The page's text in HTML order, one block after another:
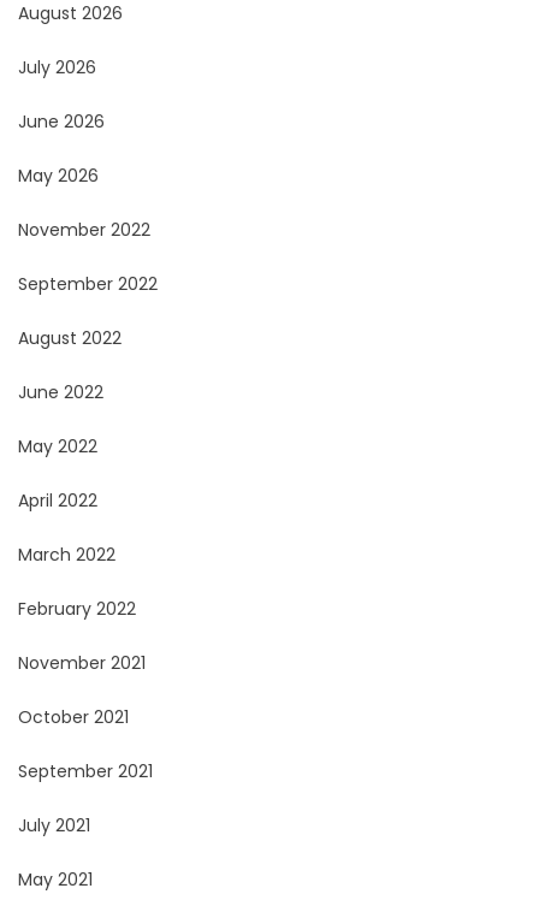
August 2026
July 2026
June 2026
May 2026
November 2022
September 2022
August 2022
June 2022
May 2022
April 2022
March 2022
February 2022
November 2021
October 2021
September 2021
July 2021
May 2021